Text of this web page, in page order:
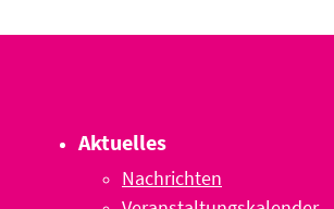
Aktuelles
Nachrichten